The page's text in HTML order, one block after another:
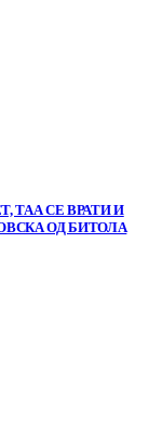
ТАА СЕ ВРАТИ И
ОД БИТОЛА